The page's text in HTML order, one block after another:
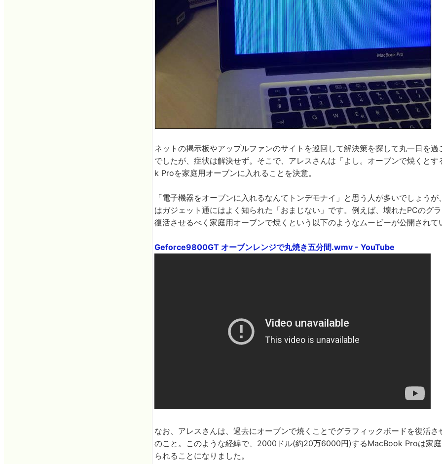
ネットの掲示板やアップルファンのサイトを巡回して解決策を探して丸一日を過
でしたが、症状は解決せず。そこで、アレスさんは「よし。オーブンで焼くと
k Proを家庭用オーブンに入れることを決意。
「電子機器をオーブンに入れるなんてトンデモナイ」と思う人が多いでしょう
はガジェット通にはよく知られた「おまじない」です。例えば、壊れたPCのグ
復活させるべく家庭用オーブンで焼くという以下のようなムービーが公開されて
Geforce9800GT オーブンレンジで丸焼き五分間.wmv - YouTube
なお、アレスさんは、過去にオーブンで焼くことでグラフィックボードを復活さ
のこと。このような経緯で、2000ドル(約20万6000円)するMacBook Proは家
られることになりました。